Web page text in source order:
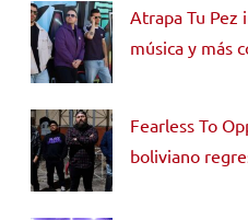
Atrapa Tu Pez
música y más
Fearless To
boliviano